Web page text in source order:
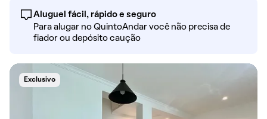
Aluguel fácil, rápido e seguro
Para alugar no QuintoAndar você não precisa de
fiador ou depósito caução
Exclusivo